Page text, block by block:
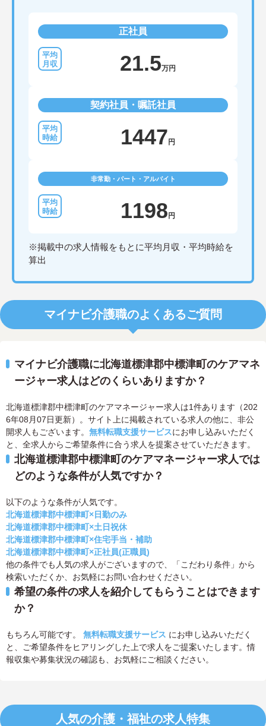
正社員
21.5万円
契約社員・嘱託社員
1447 円
非常勤・パート・アルバイト
1198 円
※掲載中の求人情報をもとに平均月収・平均時給を
算出
マイナビ介護職のよくあるご質問
マイナビ介護職に北海道標津郡中標津町のケアマネ
ージャー求人はどのくらいありますか？
北海道標津郡中標津町のケアマネージャー求人は1件あります（202
6年08月07日更新）。サイト上に掲載されている求人の他に、非公
開求人もございます。 無料転職支援サービスにお申し込みいただく
と、全求人からご希望条件に合う求人を提案させていただきます。
北海道標津郡中標津町のケアマネージャー求人では
どのような条件が人気ですか？
以下のような条件が人気です。
北海道標津郡中標津町×日勤のみ
北海道標津郡中標津町×土日祝休
北海道標津郡中標津町×住宅手当・補助
北海道標津郡中標津町×正社員(正職員)
他の条件でも人気の求人がございますので、「こだわり条件」から
検索いただくか、お気軽にお問い合わせください。
希望の条件の求人を紹介してもらうことはできます
か？
もちろん可能です。 無料転職支援サービス にお申し込みいただく
と、ご希望条件をヒアリングした上で求人をご提案いたします。情
報収集や募集状況の確認も、お気軽にご相談ください。
人気の介護・福祉の求人特集